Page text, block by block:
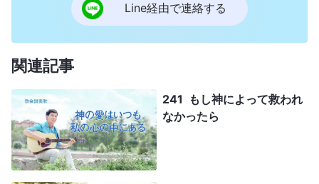
Line経由で連絡する
関連記事
241 もし神によって救われ
なかったら